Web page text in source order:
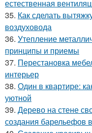
естественная
35. Как сделать
воздуховода
36. Утепление
принципы и приемы
37. Перестановка
интерьер
38. Один в квартире:
уютной
39. Дерево на стене
создания барельефов